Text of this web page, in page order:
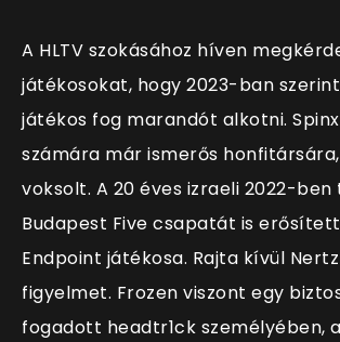
A HLTV szokásához híven
játékosokat, hogy 2023-ban
játékos fog marandót alkotni.
számára már ismerős
voksolt. A 20 éves izraeli 2022-
Budapest Five csapatát is
Endpoint játékosa. Rajta kívül
figyelmet. Frozen viszont egy
fogadott headtr1ck személyében,